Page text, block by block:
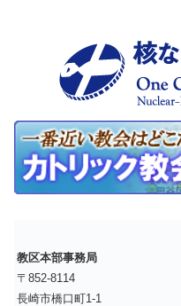
教区本部事務局
〒852-8114
長崎市橋口町1-1